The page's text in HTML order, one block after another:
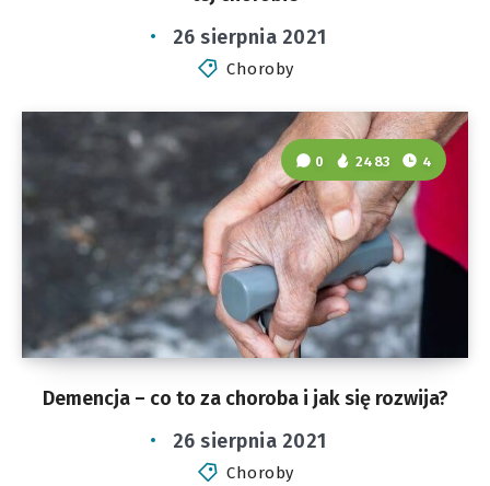
26 sierpnia 2021
Choroby
Demencja – co to za choroba i jak się rozwija?
0 2483 4
26 sierpnia 2021
Choroby